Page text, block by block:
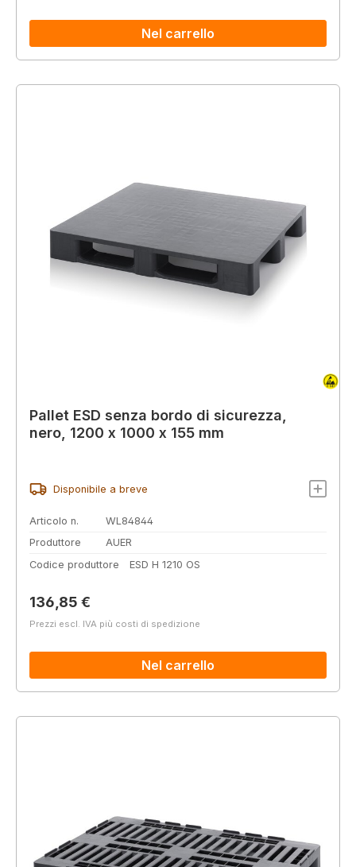
Nel carrello
Pallet ESD senza bordo di sicurezza,
nero, 1200 x 1000 x 155 mm
Disponibile a breve
Articolo n.
WL84844
Produttore
AUER
Codice produttore
ESD H 1210 OS
Prezzo normale:
136,85 €
Prezzi escl. IVA più costi di spedizione
Nel carrello